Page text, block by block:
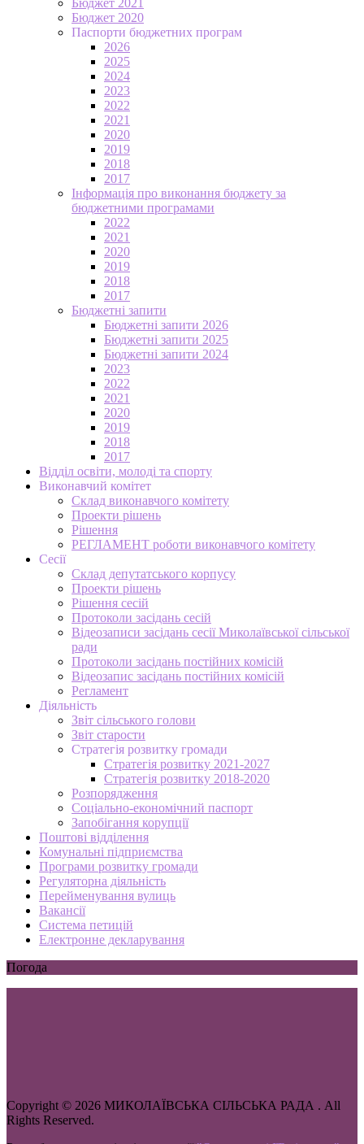
Бюджет 2020
Паспорти бюджетних програм
2026
2025
2024
2023
2022
2021
2020
2019
2018
2017
Інформація про виконання бюджету за
бюджетними програмами
2022
2021
2020
2019
2018
2017
Бюджетні запити
Бюджетні запити 2026
Бюджетні запити 2025
Бюджетні запити 2024
2023
2022
2021
2020
2019
2018
2017
Відділ освіти, молоді та спорту
Виконавчий комітет
Склад виконавчого комітету
Проекти рішень
Рішення
РЕГЛАМЕНТ роботи виконавчого комітету
Сесії
Склад депутатського корпусу
Проекти рішень
Рішення сесій
Протоколи засідань сесій
Відеозаписи засідань сесії Миколаївської сільської
ради
Протоколи засідань постійних комісій
Відеозапис засідань постійних комісій
Регламент
Діяльність
Звіт сільського голови
Звіт старости
Стратегія розвитку громади
Стратегія розвитку 2021-2027
Стратегія розвитку 2018-2020
Розпорядження
Соціально-економічний паспорт
Запобігання корупції
Поштові відділення
Комунальні підприємства
Програми розвитку громади
Регуляторна діяльність
Перейменування вулиць
Вакансії
Система петицій
Електронне декларування
Погода
Copyright © 2026 МИКОЛАЇВСЬКА СІЛЬСЬКА РАДА . All
Rights Reserved.